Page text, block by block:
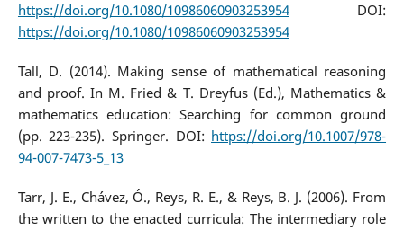
https://doi.org/10.1080/10986060903253954DOI:
https://doi.org/10.1080/10986060903253954
Tall, D. (2014). Making sense of mathematical reasoning
and proof. In M. Fried & T. Dreyfus (Ed.), Mathematics &
mathematics education: Searching for common ground
(pp. 223-235). Springer. DOI: https://doi.org/10.1007/978-
94-007-7473-5_13
Tarr, J. E., Chávez, Ó., Reys, R. E., & Reys, B. J. (2006). From
the written to the enacted curricula: The intermediary role